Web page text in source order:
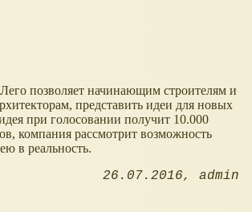
позволяет начинающим строителям и
представить идеи для новых
при голосовании получит 10.000
компания рассмотрит возможность
в реальность.
26.07.2016 admin